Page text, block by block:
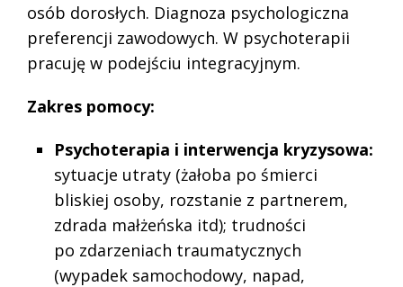
osób dorosłych. Diagnoza psychologiczna
preferencji zawodowych. W psychoterapii
pracuję w podejściu integracyjnym.
Zakres pomocy:
Psychoterapia i interwencja kryzysowa:
sytuacje utraty (żałoba po śmierci
bliskiej osoby, rozstanie z partnerem,
zdrada małżeńska itd); trudności
po zdarzeniach traumatycznych
(wypadek samochodowy, napad,